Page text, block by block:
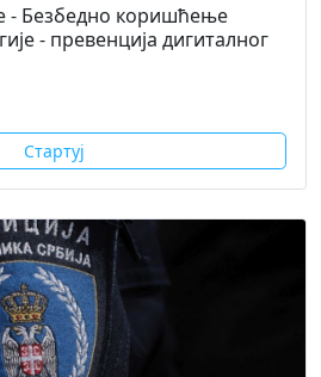
- Безбедно коришћење
- превенција дигиталног
Стартуј